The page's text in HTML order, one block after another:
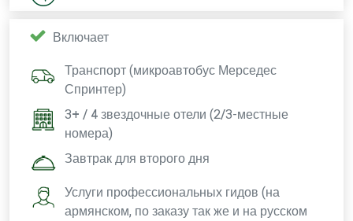
Включает
Транспорт (микроавтобус Мерседес
Спринтер)
3+ / 4 звездочные отели (2/3-местные
номера)
Завтрак для второго дня
Услуги профессиональных гидов (на
армянском, по заказу так же и на русском